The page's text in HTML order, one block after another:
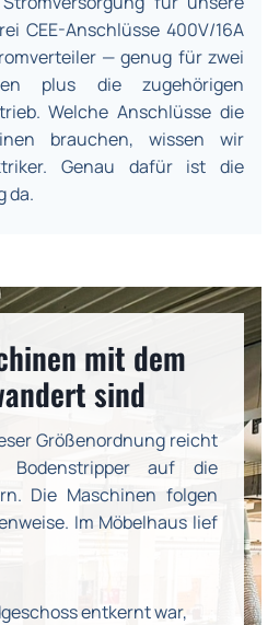
CEE-Anschlüsse 400V/16A
— genug für zwei
plus die zugehörigen
Welche Anschlüsse die
brauchen, wissen wir
Genau dafür ist die
da.
mit dem
sind
Größenordnung reicht
auf die
Die Maschinen folgen
Im Möbelhaus lief
entkernt war,